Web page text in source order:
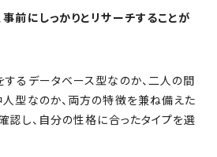
事前にしっかりとリサーチすることが
るデータベース型なのか、二人の間
型なのか、両方の特徴を兼ね備えた
認し、自分の性格に合ったタイプを選